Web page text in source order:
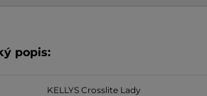
popis:
KELLYS Crosslite Lady